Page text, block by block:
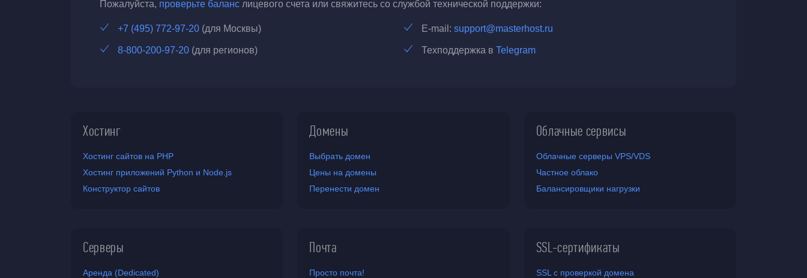
Пожалуйста, проверьте баланс лицевого счета или свяжитесь со службой технической поддержки:
+7 (495) 772-97-20 (для Москвы)
8-800-200-97-20 (для регионов)
E-mail: support@masterhost.ru
Техподдержка в Telegram
Хостинг
Хостинг сайтов на PHP
Хостинг приложений Python и Node.js
Конструктор сайтов
Домены
Выбрать домен
Цены на домены
Перенести домен
Облачные сервисы
Облачные серверы VPS/VDS
Частное облако
Балансировщики нагрузки
Серверы
Аренда (Dedicated)
Почта
Просто почта!
SSL-сертификаты
SSL с проверкой домена